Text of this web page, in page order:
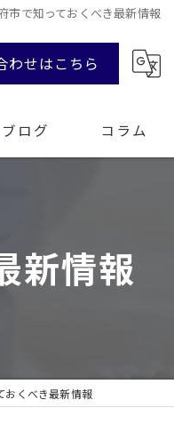
市で知っておくべき最新情報
わせはこちら
ブログ コラム
新情報
おくべき最新情報